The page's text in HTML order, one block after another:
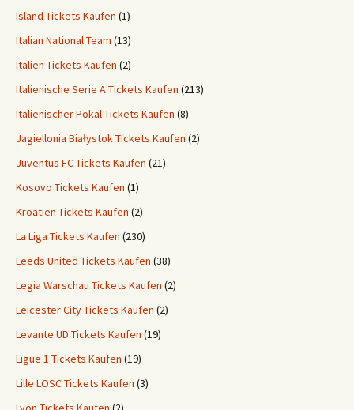
Island Tickets Kaufen (1)
Italian National Team (13)
Italien Tickets Kaufen (2)
Italienische Serie A Tickets Kaufen (213)
Italienischer Pokal Tickets Kaufen (8)
Jagiellonia Białystok Tickets Kaufen (2)
Juventus FC Tickets Kaufen (21)
Kosovo Tickets Kaufen (1)
Kroatien Tickets Kaufen (2)
La Liga Tickets Kaufen (230)
Leeds United Tickets Kaufen (38)
Legia Warschau Tickets Kaufen (2)
Leicester City Tickets Kaufen (2)
Levante UD Tickets Kaufen (19)
Ligue 1 Tickets Kaufen (19)
Lille LOSC Tickets Kaufen (3)